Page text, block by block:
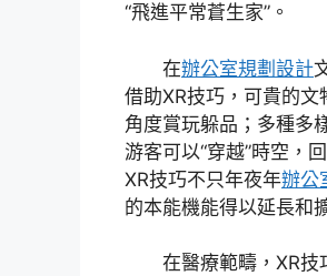
“飛進平常蒼生家”。
在辦公室規劃設計
借助XR技巧，可貴的
角度賞玩躲品；多種多
游客可以“穿越”時空，
XR技巧不只年夜年辦公
的本能機能得以延長和
在醫療範疇，XR